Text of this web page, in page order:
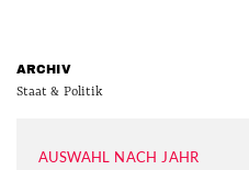
ARCHIV
Staat & Politik
AUSWAHL NACH JAHR